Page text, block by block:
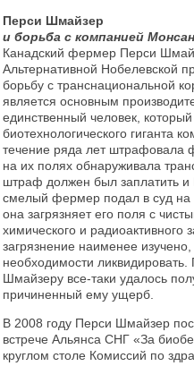
Перси Шмайзер
и борьба с компанией
Канадский фермер Перси
Альтернативной Нобелевской
борьбу с транснациональной
является основным
единственный человек,
биотехнологического гиганта
течение ряда лет штрафовала
на их полях обнаруживала
штраф должен был заплатить
смелый фермер подал в суд на
она загрязняет его поля с
химического и радиоактивного
загрязнение наименее
необходимости
Шмайзеру все-таки удалось
причиненный ему ущерб.
В 2008 году Перси Шмайзер
встрече Альянса СНГ «За
круглом столе Комиссий по